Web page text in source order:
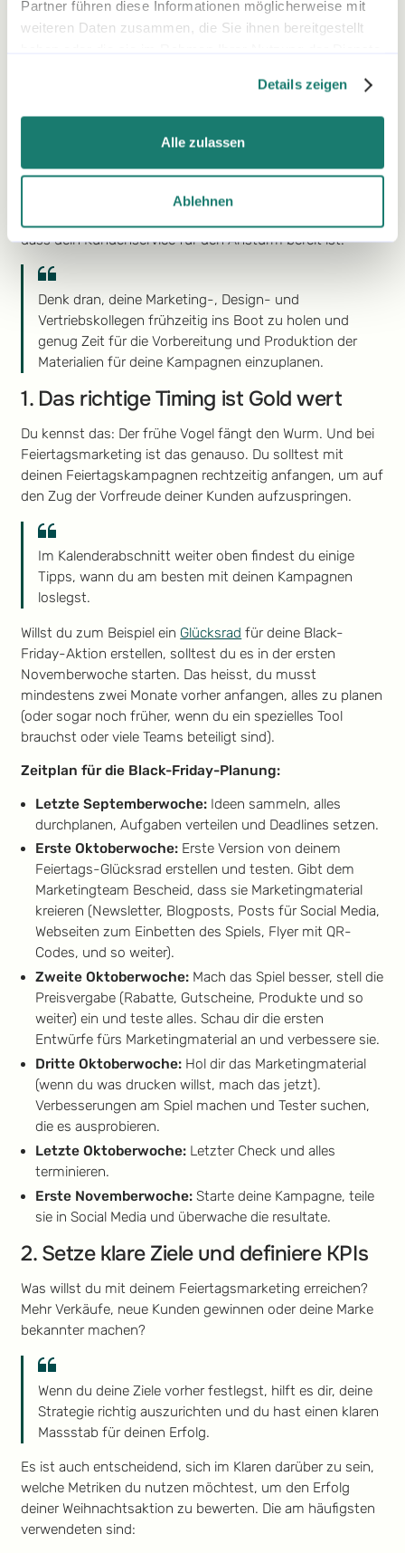
Partner führen diese Informationen möglicherweise mit
weiteren Daten zusammen, die Sie ihnen bereitgestellt
Details zeigen
Alle zulassen
Ablehnen
Mach deine Inhalte und Marketingmaterialien fertig
Verbesser deine Webseite
Planung und Umsetzung. Du musst wissen, wann du mit
deinem Marketing loslegen solltest, wie du den Vorrat
dass dein Kundenservice für den Ansturm bereit ist.
Denk dran, deine Marketing-, Design- und
Vertriebskollegen frühzeitig ins Boot zu holen und
genug Zeit für die Vorbereitung und Produktion der
Materialien für deine Kampagnen einzuplanen.
1. Das richtige Timing ist Gold wert
Du kennst das: Der frühe Vogel fängt den Wurm. Und bei
Feiertagsmarketing ist das genauso. Du solltest mit
deinen Feiertagskampagnen rechtzeitig anfangen, um auf
den Zug der Vorfreude deiner Kunden aufzuspringen.
Im Kalenderabschnitt weiter oben findest du einige
Tipps, wann du am besten mit deinen Kampagnen
loslegst.
Willst du zum Beispiel ein Glücksrad für deine Black-
Friday-Aktion erstellen, solltest du es in der ersten
Novemberwoche starten. Das heisst, du musst
mindestens zwei Monate vorher anfangen, alles zu planen
(oder sogar noch früher, wenn du ein spezielles Tool
brauchst oder viele Teams beteiligt sind).
Zeitplan für die Black-Friday-Planung:
Letzte Septemberwoche:Ideen sammeln, alles
durchplanen, Aufgaben verteilen und Deadlines setzen.
Erste Oktoberwoche:Erste Version von deinem
Feiertags-Glücksrad erstellen und testen. Gibt dem
Marketingteam Bescheid, dass sie Marketingmaterial
kreieren (Newsletter, Blogposts, Posts für Social Media,
Webseiten zum Einbetten des Spiels, Flyer mit QR-
Codes, und so weiter).
Zweite Oktoberwoche:Mach das Spiel besser, stell die
Preisvergabe (Rabatte, Gutscheine, Produkte und so
weiter) ein und teste alles. Schau dir die ersten
Entwürfe fürs Marketingmaterial an und verbessere sie.
Dritte Oktoberwoche:Hol dir das Marketingmaterial
(wenn du was drucken willst, mach das jetzt).
Verbesserungen am Spiel machen und Tester suchen,
die es ausprobieren.
Letzte Oktoberwoche:Letzter Check und alles
terminieren.
Erste Novemberwoche:Starte deine Kampagne, teile
sie in Social Media und überwache die resultate.
2. Setze klare Ziele und definiere KPIs
Was willst du mit deinem Feiertagsmarketing erreichen?
Mehr Verkäufe, neue Kunden gewinnen oder deine Marke
bekannter machen?
Wenn du deine Ziele vorher festlegst, hilft es dir, deine
Strategie richtig auszurichten und du hast einen klaren
Massstab für deinen Erfolg.
Es ist auch entscheidend, sich im Klaren darüber zu sein,
welche Metriken du nutzen möchtest, um den Erfolg
deiner Weihnachtsaktion zu bewerten. Die am häufigsten
verwendeten sind: